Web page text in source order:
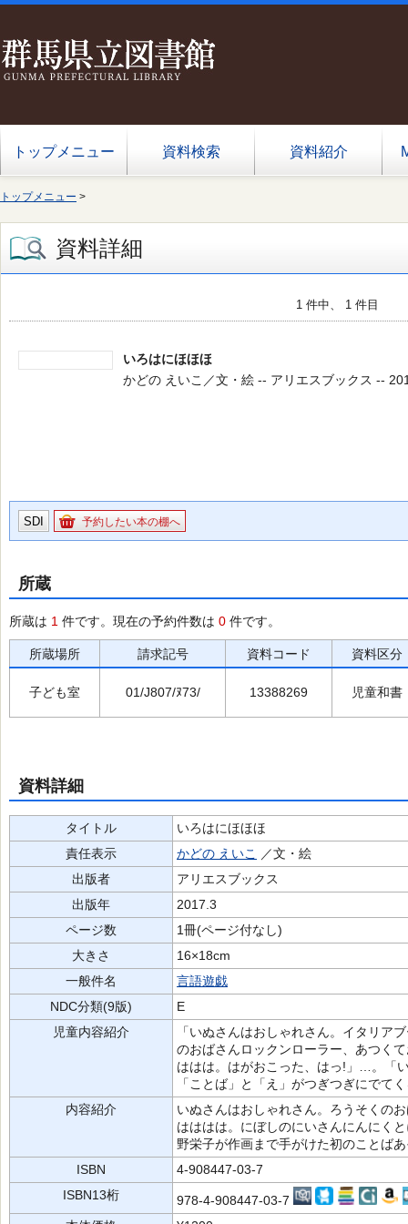
トップメニュー 資料検索 資料紹介
トップメニュー >
資料詳細
1 件中、 1 件目
いろはにほほほ
かどの えいこ／文・絵 -- アリエスブックス --
SDI 予約したい本の棚へ
所蔵
所蔵は 1 件です。現在の予約件数は 0 件です。
所蔵場所 請求記号 資料コード 資料区分
子ども室 01/J807/ﾇ73/ 13388269 児童和書
資料詳細
タイトル
いろはにほほほ
責任表示
かどの えいこ
／文・絵
出版者
アリエスブックス
出版年
2017.3
ページ数
1冊(ページ付なし)
大きさ
16×18cm
一般件名
言語遊戯
NDC分類(9版)
E
児童内容紹介
「いぬさんはおしゃれさん。イタリア
のおばさんロックンローラー、あつく
ははは。はがおこった、はっ!」…。「
「ことば」と「え」がつぎつぎにでて
内容紹介
いぬさんはおしゃれさん。ろうそくの
はははは。にぼしのにいさんにんにく
野栄子が作画まで手がけた初のことば
ISBN
4-908447-03-7
ISBN13桁
978-4-908447-03-7